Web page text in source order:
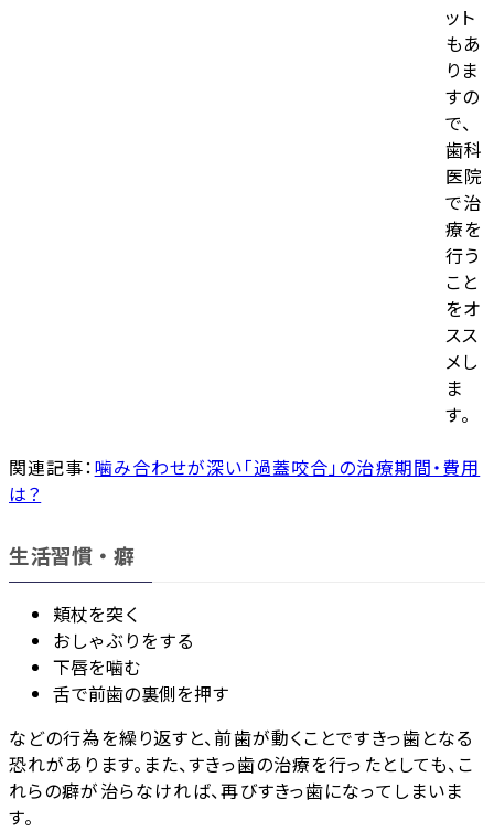
ット
もあ
りま
すの
で、
歯科
医院
で治
療を
行う
こと
をオ
スス
メし
ま
す。
関連記事：噛み合わせが深い「過蓋咬合」の治療期間・費用
は？
生活習慣・癖
頬杖を突く
おしゃぶりをする
下唇を噛む
舌で前歯の裏側を押す
などの行為を繰り返すと、前歯が動くことですきっ歯となる
恐れがあります。また、すきっ歯の治療を行ったとしても、こ
れらの癖が治らなければ、再びすきっ歯になってしまいま
す。